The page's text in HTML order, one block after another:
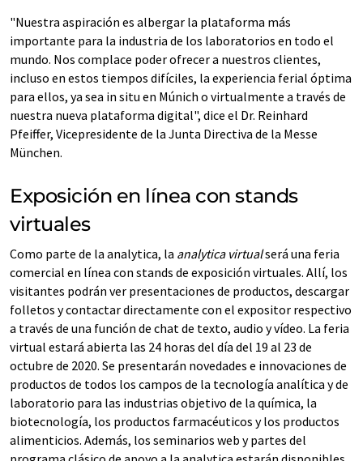
"Nuestra aspiración es albergar la plataforma más
importante para la industria de los laboratorios en todo el
mundo. Nos complace poder ofrecer a nuestros clientes,
incluso en estos tiempos difíciles, la experiencia ferial óptima
para ellos, ya sea in situ en Múnich o virtualmente a través de
nuestra nueva plataforma digital", dice el Dr. Reinhard
Pfeiffer, Vicepresidente de la Junta Directiva de la Messe
München.
Exposición en línea con stands
virtuales
Como parte de la analytica, la analytica virtualserá una feria
comercial en línea con stands de exposición virtuales. Allí, los
visitantes podrán ver presentaciones de productos, descargar
folletos y contactar directamente con el expositor respectivo
a través de una función de chat de texto, audio y vídeo. La feria
virtual estará abierta las 24 horas del día del 19 al 23 de
octubre de 2020. Se presentarán novedades e innovaciones de
productos de todos los campos de la tecnología analítica y de
laboratorio para las industrias objetivo de la química, la
biotecnología, los productos farmacéuticos y los productos
alimenticios. Además, los seminarios web y partes del